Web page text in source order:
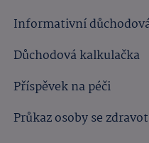
Informativní
Důchodová kalkulačka
Příspěvek na péči
Průkaz osoby se